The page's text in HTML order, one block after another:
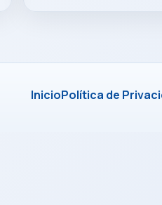
InicioPolítica de